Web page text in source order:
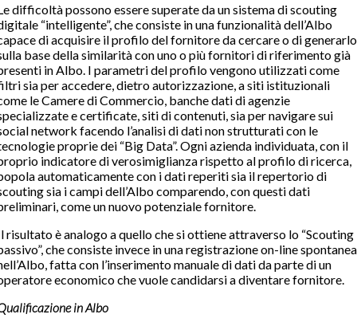
difficoltà possono essere superate da un sistema di scouting
“intelligente”, che consiste in una funzionalità dell’Albo
di acquisire il profilo del fornitore da cercare o di generarlo
base della similarità con uno o più fornitori di riferimento già
in Albo. I parametri del profilo vengono utilizzati come
sia per accedere, dietro autorizzazione, a siti istituzionali
le Camere di Commercio, banche dati di agenzie
e certificate, siti di contenuti, sia per navigare sui
network facendo l’analisi di dati non strutturati con le
proprie dei “Big Data”. Ogni azienda individuata, con il
indicatore di verosimiglianza rispetto al profilo di ricerca,
automaticamente con i dati reperiti sia il repertorio di
sia i campi dell’Albo comparendo, con questi dati
come un nuovo potenziale fornitore.
risultato è analogo a quello che si ottiene attraverso lo “Scouting
che consiste invece in una registrazione on-line spontanea
fatta con l’inserimento manuale di dati da parte di un
economico che vuole candidarsi a diventare fornitore.
in Albo